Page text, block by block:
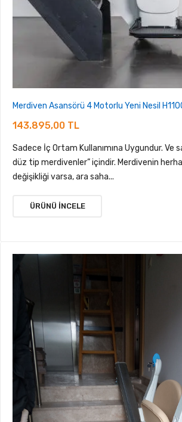
Merdiven Asansörü 4 Motorlu Yeni Nesil
143.895,00 TL
Sadece İç Ortam Kullanımına Uygundur. Ve
düz tip merdivenler” içindir. Merdivenin
değişikliği varsa, ara saha...
ÜRÜNÜ İNCELE